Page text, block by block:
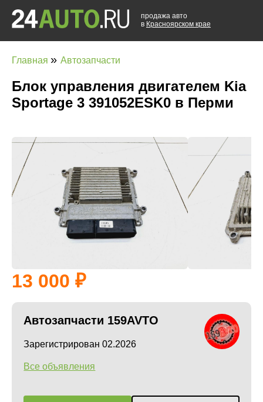
продажа авто
в Красноярском крае
Главная » Автозапчасти
Блок управления двигателем Kia
Sportage 3 391052ESK0 в Перми
13 000
Автозапчасти 159AVTO
Зарегистрирован 02.2026
Все объявления